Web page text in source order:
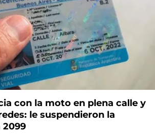
con la moto en plena calle y
le suspendieron la
2099